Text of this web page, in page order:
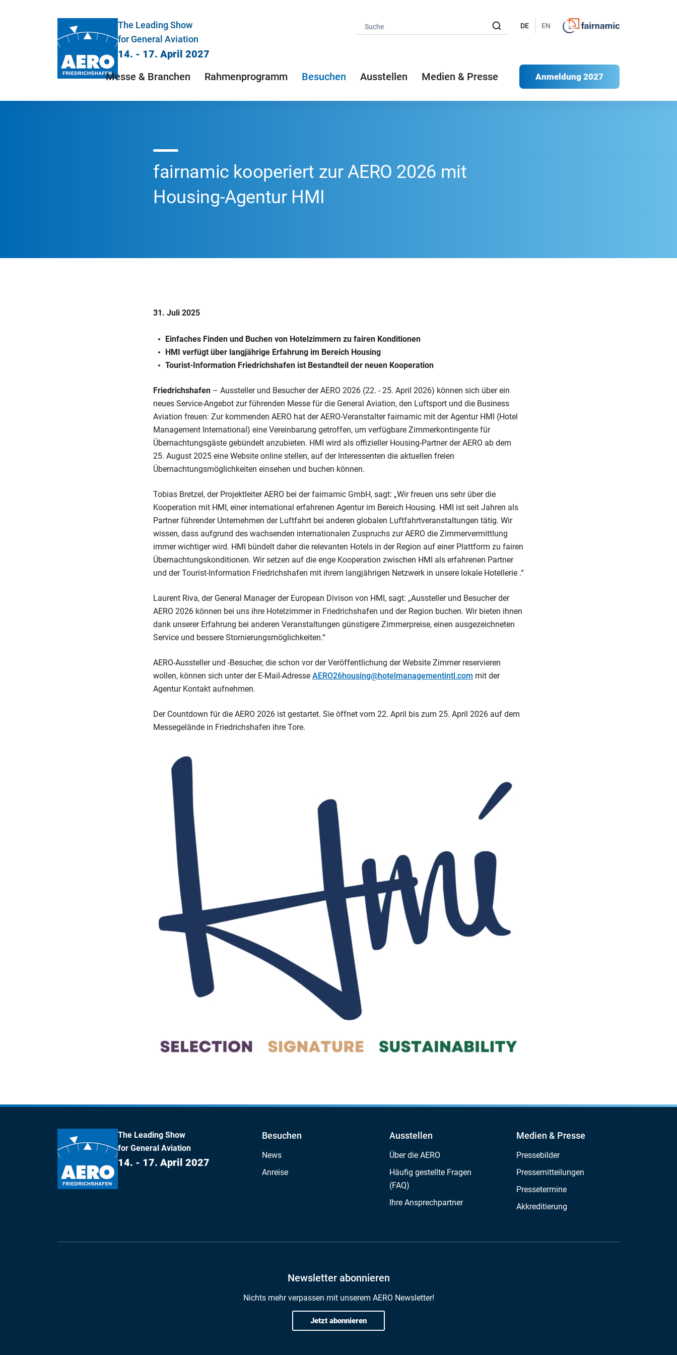
The Leading Show
for General Aviation
14. - 17. April 2027
DE EN
Messe & Branchen Rahmenprogramm Besuchen Ausstellen Medien & Presse Anmeldung 2027
fairnamic kooperiert zur AERO 2026 mit
Housing-Agentur HMI
31. Juli 2025
Einfaches Finden und Buchen von Hotelzimmern zu fairen Konditionen
HMI verfügt über langjährige Erfahrung im Bereich Housing
Tourist-Information Friedrichshafen ist Bestandteil der neuen Kooperation
Friedrichshafen – Aussteller und Besucher der AERO 2026 (22. - 25. April 2026) können sich über ein
neues Service-Angebot zur führenden Messe für die General Aviation, den Luftsport und die Business
Aviation freuen: Zur kommenden AERO hat der AERO-Veranstalter fairnamic mit der Agentur HMI (Hotel
Management International) eine Vereinbarung getroffen, um verfügbare Zimmerkontingente für
Übernachtungsgäste gebündelt anzubieten. HMI wird als offizieller Housing-Partner der AERO ab dem
25. August 2025 eine Website online stellen, auf der Interessenten die aktuellen freien
Übernachtungsmöglichkeiten einsehen und buchen können.
Tobias Bretzel, der Projektleiter AERO bei der fairnamic GmbH, sagt: „Wir freuen uns sehr über die
Kooperation mit HMI, einer international erfahrenen Agentur im Bereich Housing. HMI ist seit Jahren als
Partner führender Unternehmen der Luftfahrt bei anderen globalen Luftfahrtveranstaltungen tätig. Wir
wissen, dass aufgrund des wachsenden internationalen Zuspruchs zur AERO die Zimmervermittlung
immer wichtiger wird. HMI bündelt daher die relevanten Hotels in der Region auf einer Plattform zu fairen
Übernachtungskonditionen. Wir setzen auf die enge Kooperation zwischen HMI als erfahrenen Partner
und der Tourist-Information Friedrichshafen mit ihrem langjährigen Netzwerk in unsere lokale Hotellerie .“
Laurent Riva, der General Manager der European Divison von HMI, sagt: „Aussteller und Besucher der
AERO 2026 können bei uns ihre Hotelzimmer in Friedrichshafen und der Region buchen. Wir bieten ihnen
dank unserer Erfahrung bei anderen Veranstaltungen günstigere Zimmerpreise, einen ausgezeichneten
Service und bessere Stornierungsmöglichkeiten.“
AERO-Aussteller und -Besucher, die schon vor der Veröffentlichung der Website Zimmer reservieren
wollen, können sich unter der E-Mail-Adresse AERO26housing@hotelmanagementintl.com mit der
Agentur Kontakt aufnehmen.
Der Countdown für die AERO 2026 ist gestartet. Sie öffnet vom 22. April bis zum 25. April 2026 auf dem
Messegelände in Friedrichshafen ihre Tore.
The Leading Show
for General Aviation
14. - 17. April 2027
Besuchen
News
Anreise
Ausstellen
Über die AERO
Häufig gestellte Fragen
(FAQ)
Ihre Ansprechpartner
Medien & Presse
Pressebilder
Pressemitteilungen
Pressetermine
Akkreditierung
Newsletter abonnieren
Nichts mehr verpassen mit unserem AERO Newsletter!
Jetzt abonnieren